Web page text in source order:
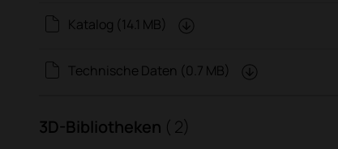
Katalog (14.1 MB)
Technische Daten (0.7 MB)
3D-Bibliotheken ( 2)